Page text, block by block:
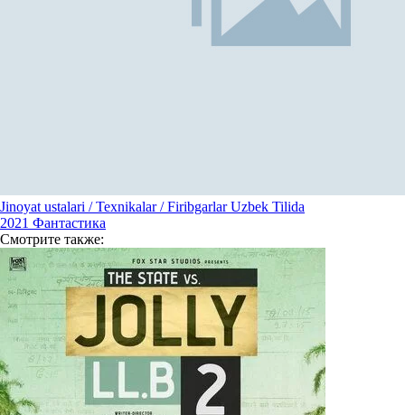
Jinoyat ustalari / Texnikalar / Firibgarlar Uzbek Tilida
2021 Фантастика
Смотрите также: